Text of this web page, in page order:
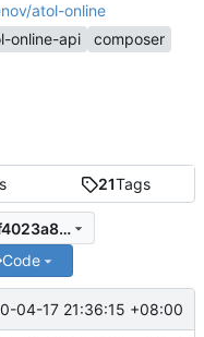
21Tags
6263be5f032e6719586125c023f4023a880f6315
Code
04-17 21:36:15 +08:00
atol-online
online-api
composer